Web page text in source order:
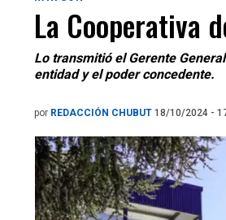
La Cooperativa
Lo transmitió el Gerente
entidad y el poder concedente.
por REDACCIÓN CHUBUT 18/10/2024 -